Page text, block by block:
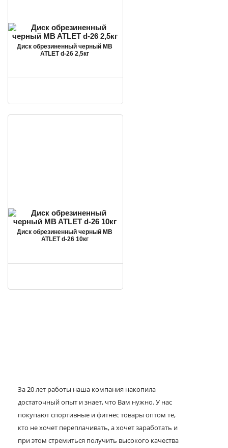
Диск обрезиненный черный MB
ATLET d-26 2,5кг
Диск обрезиненный черный MB
ATLET d-26 10кг
За 20 лет работы наша компания накопила
достаточный опыт и знает, что Вам нужно. У нас
покупают спортивные и фитнес товары оптом те,
кто не хочет переплачивать, а хочет заработать и
при этом стремиться получить высокого качества